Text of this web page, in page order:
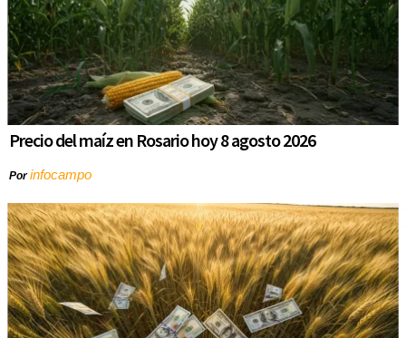
Precio del maíz en Rosario hoy 8 agosto 2026
Porinfocampo